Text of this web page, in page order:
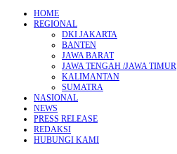
HOME
REGIONAL
DKI JAKARTA
BANTEN
JAWA BARAT
JAWA TENGAH /JAWA TIMUR
KALIMANTAN
SUMATRA
NASIONAL
NEWS
PRESS RELEASE
REDAKSI
HUBUNGI KAMI